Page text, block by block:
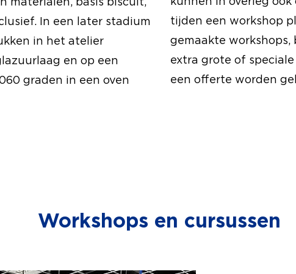
materialen, basis biscuit,
In een later stadium
in het atelier
en op een
graden in een oven
tijden een workshop
gemaakte workshops,
extra grote of
een offerte worden
Workshops en cursussen